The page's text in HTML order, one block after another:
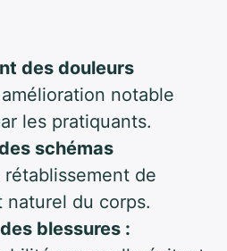
des douleurs
amélioration notable
les pratiquants.
schémas
rétablissement de
naturel du corps.
blessures :